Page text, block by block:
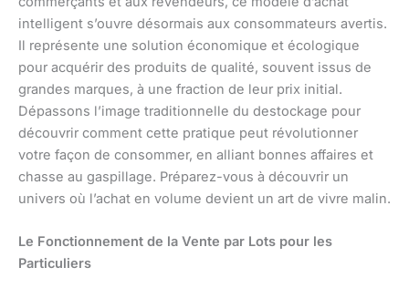
intelligent s’ouvre désormais aux consommateurs avertis.
Il représente une solution économique et écologique
pour acquérir des produits de qualité, souvent issus de
grandes marques, à une fraction de leur prix initial.
Dépassons l’image traditionnelle du destockage pour
découvrir comment cette pratique peut révolutionner
votre façon de consommer, en alliant bonnes affaires et
chasse au gaspillage. Préparez-vous à découvrir un
univers où l’achat en volume devient un art de vivre malin.
Le Fonctionnement de la Vente par Lots pour les
Particuliers